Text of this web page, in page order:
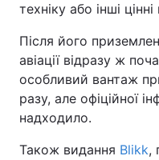
техніку або інші
Після його
авіації відразу ж
особливий вантаж
разу, але офіційної
надходило.
Також видання Blikk,